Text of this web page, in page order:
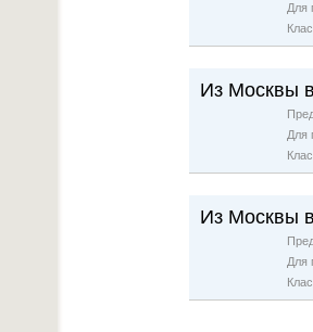
Для
Из Москвы
Для
Из Москвы
Для